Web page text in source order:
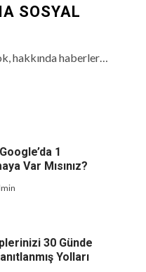
SOSYAL
hakkında haberler…
1
Var Mısınız?
30 Günde
Yolları